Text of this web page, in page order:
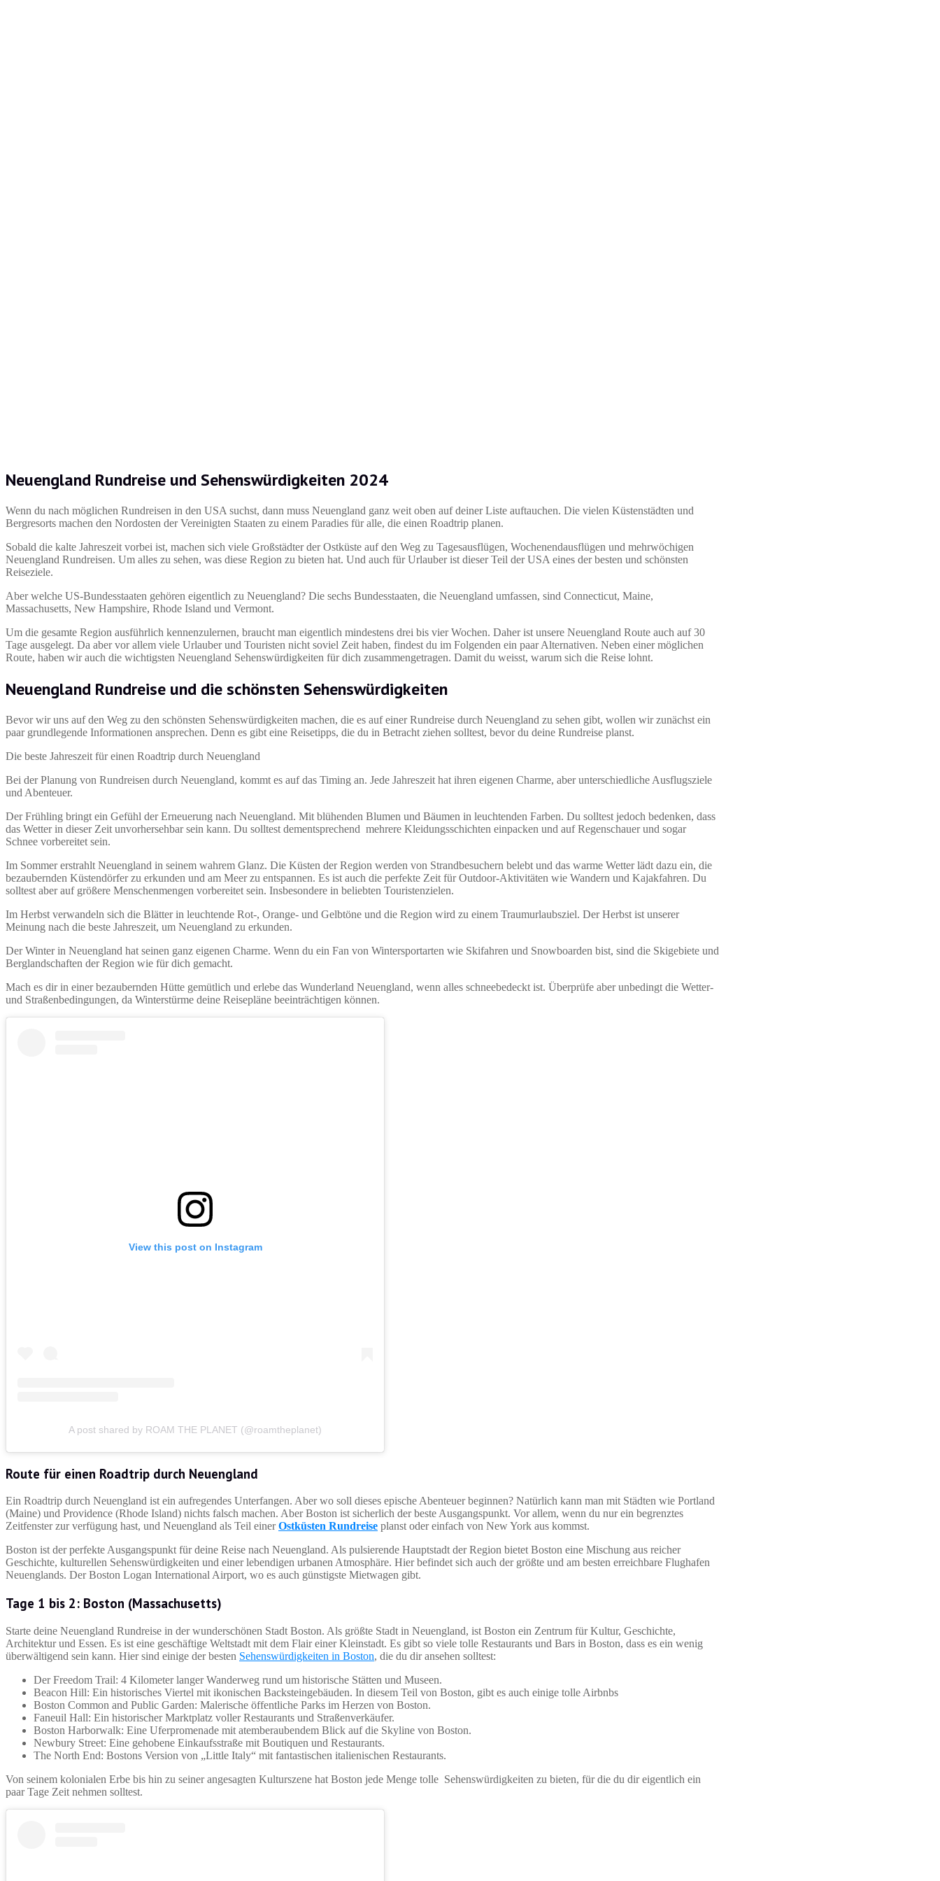
Neuengland Rundreise und Sehenswürdigkeiten 2024
Wenn du nach möglichen Rundreisen in den USA suchst, dann muss Neuengland ganz weit oben auf deiner Liste auftauchen. Die vielen Küstenstädten und
Bergresorts machen den Nordosten der Vereinigten Staaten zu einem Paradies für alle, die einen Roadtrip planen.
Sobald die kalte Jahreszeit vorbei ist, machen sich viele Großstädter der Ostküste auf den Weg zu Tagesausflügen, Wochenendausflügen und mehrwöchigen
Neuengland Rundreisen. Um alles zu sehen, was diese Region zu bieten hat. Und auch für Urlauber ist dieser Teil der USA eines der besten und schönsten
Reiseziele.
Aber welche US-Bundesstaaten gehören eigentlich zu Neuengland? Die sechs Bundesstaaten, die Neuengland umfassen, sind Connecticut, Maine,
Massachusetts, New Hampshire, Rhode Island und Vermont.
Um die gesamte Region ausführlich kennenzulernen, braucht man eigentlich mindestens drei bis vier Wochen. Daher ist unsere Neuengland Route auch auf 30
Tage ausgelegt. Da aber vor allem viele Urlauber und Touristen nicht soviel Zeit haben, findest du im Folgenden ein paar Alternativen. Neben einer möglichen
Route, haben wir auch die wichtigsten Neuengland Sehenswürdigkeiten für dich zusammengetragen. Damit du weisst, warum sich die Reise lohnt.
Neuengland Rundreise und die schönsten Sehenswürdigkeiten
Bevor wir uns auf den Weg zu den schönsten Sehenswürdigkeiten machen, die es auf einer Rundreise durch Neuengland zu sehen gibt, wollen wir zunächst ein
paar grundlegende Informationen ansprechen. Denn es gibt eine Reisetipps, die du in Betracht ziehen solltest, bevor du deine Rundreise planst.
Die beste Jahreszeit für einen Roadtrip durch Neuengland
Bei der Planung von Rundreisen durch Neuengland, kommt es auf das Timing an. Jede Jahreszeit hat ihren eigenen Charme, aber unterschiedliche Ausflugsziele
und Abenteuer.
Der Frühling bringt ein Gefühl der Erneuerung nach Neuengland. Mit blühenden Blumen und Bäumen in leuchtenden Farben. Du solltest jedoch bedenken, dass
das Wetter in dieser Zeit unvorhersehbar sein kann. Du solltest dementsprechend mehrere Kleidungsschichten einpacken und auf Regenschauer und sogar
Schnee vorbereitet sein.
Im Sommer erstrahlt Neuengland in seinem wahrem Glanz. Die Küsten der Region werden von Strandbesuchern belebt und das warme Wetter lädt dazu ein, die
bezaubernden Küstendörfer zu erkunden und am Meer zu entspannen. Es ist auch die perfekte Zeit für Outdoor-Aktivitäten wie Wandern und Kajakfahren. Du
solltest aber auf größere Menschenmengen vorbereitet sein. Insbesondere in beliebten Touristenzielen.
Im Herbst verwandeln sich die Blätter in leuchtende Rot-, Orange- und Gelbtöne und die Region wird zu einem Traumurlaubsziel. Der Herbst ist unserer
Meinung nach die beste Jahreszeit, um Neuengland zu erkunden.
Der Winter in Neuengland hat seinen ganz eigenen Charme. Wenn du ein Fan von Wintersportarten wie Skifahren und Snowboarden bist, sind die Skigebiete und
Berglandschaften der Region wie für dich gemacht.
Mach es dir in einer bezaubernden Hütte gemütlich und erlebe das Wunderland Neuengland, wenn alles schneebedeckt ist. Überprüfe aber unbedingt die Wetter-
und Straßenbedingungen, da Winterstürme deine Reisepläne beeinträchtigen können.
View this post on Instagram
A post shared by ROAM THE PLANET (@roamtheplanet)
Route für einen Roadtrip durch Neuengland
Ein Roadtrip durch Neuengland ist ein aufregendes Unterfangen. Aber wo soll dieses epische Abenteuer beginnen? Natürlich kann man mit Städten wie Portland
(Maine) und Providence (Rhode Island) nichts falsch machen. Aber Boston ist sicherlich der beste Ausgangspunkt. Vor allem, wenn du nur ein begrenztes
Zeitfenster zur verfügung hast, und Neuengland als Teil einerOstküsten Rundreise planst oder einfach von New York aus kommst.
Boston ist der perfekte Ausgangspunkt für deine Reise nach Neuengland. Als pulsierende Hauptstadt der Region bietet Boston eine Mischung aus reicher
Geschichte, kulturellen Sehenswürdigkeiten und einer lebendigen urbanen Atmosphäre. Hier befindet sich auch der größte und am besten erreichbare Flughafen
Neuenglands. Der Boston Logan International Airport, wo es auch günstigste Mietwagen gibt.
Tage 1 bis 2: Boston (Massachusetts)
Starte deine Neuengland Rundreise in der wunderschönen Stadt Boston. Als größte Stadt in Neuengland, ist Boston ein Zentrum für Kultur, Geschichte,
Architektur und Essen. Es ist eine geschäftige Weltstadt mit dem Flair einer Kleinstadt. Es gibt so viele tolle Restaurants und Bars in Boston, dass es ein wenig
überwältigend sein kann. Hier sind einige der besten Sehenswürdigkeiten in Boston, die du dir ansehen solltest:
Der Freedom Trail: 4 Kilometer langer Wanderweg rund um historische Stätten und Museen.
Beacon Hill: Ein historisches Viertel mit ikonischen Backsteingebäuden. In diesem Teil von Boston, gibt es auch einige tolle Airbnbs
Boston Common and Public Garden: Malerische öffentliche Parks im Herzen von Boston.
Faneuil Hall: Ein historischer Marktplatz voller Restaurants und Straßenverkäufer.
Boston Harborwalk: Eine Uferpromenade mit atemberaubendem Blick auf die Skyline von Boston.
Newbury Street: Eine gehobene Einkaufsstraße mit Boutiquen und Restaurants.
The North End: Bostons Version von „Little Italy“ mit fantastischen italienischen Restaurants.
Von seinem kolonialen Erbe bis hin zu seiner angesagten Kulturszene hat Boston jede Menge tolle Sehenswürdigkeiten zu bieten, für die du dir eigentlich ein
paar Tage Zeit nehmen solltest.